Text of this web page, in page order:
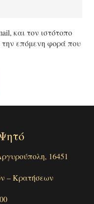
και τον ιστότοπο
την επόμενη φορά που
16451
– Κρατήσεων